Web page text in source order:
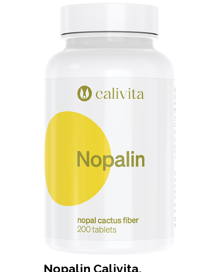
Nopalin Calivita,